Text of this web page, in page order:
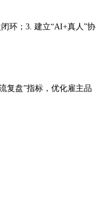
环；3. 建立“AI+真人”协
复盘”指标，优化雇主品